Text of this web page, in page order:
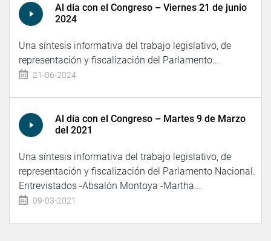
Al día con el Congreso – Viernes 21 de junio
2024
Una síntesis informativa del trabajo legislativo, de
representación y fiscalización del Parlamento...
21-06-2024
Al día con el Congreso – Martes 9 de Marzo
del 2021
Una síntesis informativa del trabajo legislativo, de
representación y fiscalización del Parlamento Nacional.
Entrevistados -Absalón Montoya -Martha...
09-03-2021